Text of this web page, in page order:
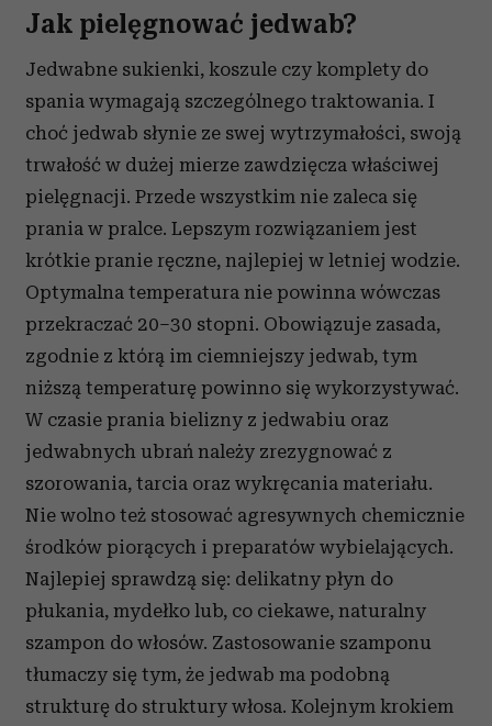
Jak pielęgnować jedwab?
Jedwabne sukienki, koszule czy komplety do
spania wymagają szczególnego traktowania. I
choć jedwab słynie ze swej wytrzymałości, swoją
trwałość w dużej mierze zawdzięcza właściwej
pielęgnacji. Przede wszystkim nie zaleca się
prania w pralce. Lepszym rozwiązaniem jest
krótkie pranie ręczne, najlepiej w letniej wodzie.
Optymalna temperatura nie powinna wówczas
przekraczać 20–30 stopni. Obowiązuje zasada,
zgodnie z którą im ciemniejszy jedwab, tym
niższą temperaturę powinno się wykorzystywać.
W czasie prania bielizny z jedwabiu oraz
jedwabnych ubrań należy zrezygnować z
szorowania, tarcia oraz wykręcania materiału.
Nie wolno też stosować agresywnych chemicznie
środków piorących i preparatów wybielających.
Najlepiej sprawdzą się: delikatny płyn do
płukania, mydełko lub, co ciekawe, naturalny
szampon do włosów. Zastosowanie szamponu
tłumaczy się tym, że jedwab ma podobną
strukturę do struktury włosa. Kolejnym krokiem